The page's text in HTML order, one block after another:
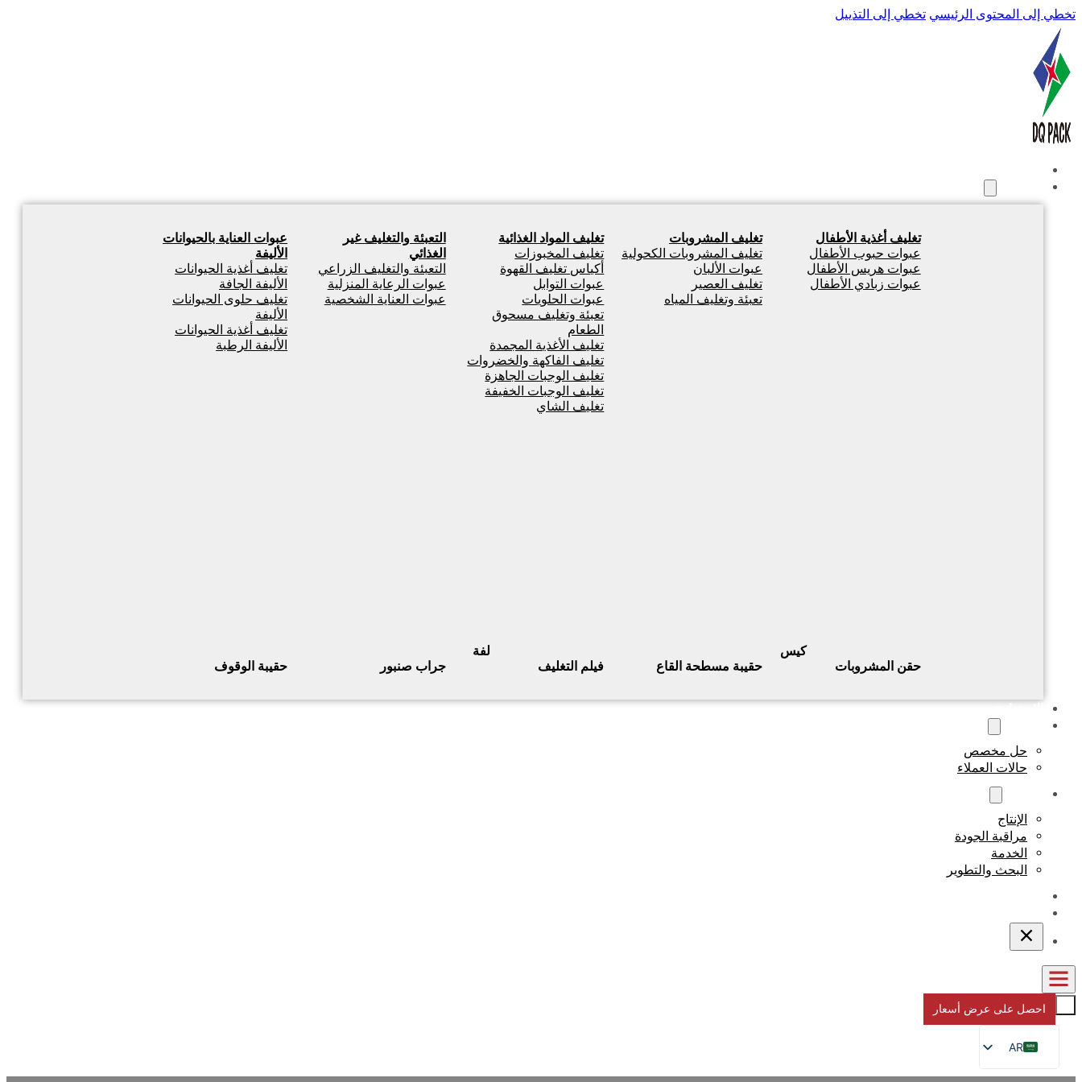
تخطي إلى المحتوى الرئيسي تخطي إلى التذييل
تغليف أغذية الأطفال
عبوات حبوب الأطفال
عبوات هريس الأطفال
عبوات زبادي الأطفال
تغليف المشروبات
تغليف المشروبات الكحولية
عبوات الألبان
تغليف العصير
تعبئة وتغليف المياه
تغليف المواد الغذائية
تغليف المخبوزات
أكياس تغليف القهوة
عبوات التوابل
عبوات الحلويات
تعبئة وتغليف مسحوق
الطعام
تغليف الأغذية المجمدة
تغليف الفاكهة والخضروات
تغليف الوجبات الجاهزة
تغليف الوجبات الخفيفة
تغليف الشاي
التعبئة والتغليف غير
الغذائي
التعبئة والتغليف الزراعي
عبوات الرعاية المنزلية
عبوات العناية الشخصية
عبوات العناية بالحيوانات
الأليفة
تغليف أغذية الحيوانات
الأليفة الجافة
تغليف حلوى الحيوانات
الأليفة
تغليف أغذية الحيوانات
الأليفة الرطبة
كيس
حقن المشروبات
حقيبة مسطحة القاع
لفة
فيلم التغليف
جراب صنبور حقيبة الوقوف
حل مخصص
حالات العملاء
الإنتاج
مراقبة الجودة
الخدمة
البحث والتطوير
احصل على عرض أسعار
AR
EN